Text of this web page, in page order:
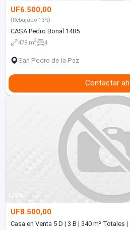
UF6.500,00
(Rebajado 13%)
CASA Pedro Bonal 1485
478 m2 4
San Pedro de la Paz
Contactar
1/20
UF8.500,00
Casa en Venta 5 D | 3 B | 340 m² Totales